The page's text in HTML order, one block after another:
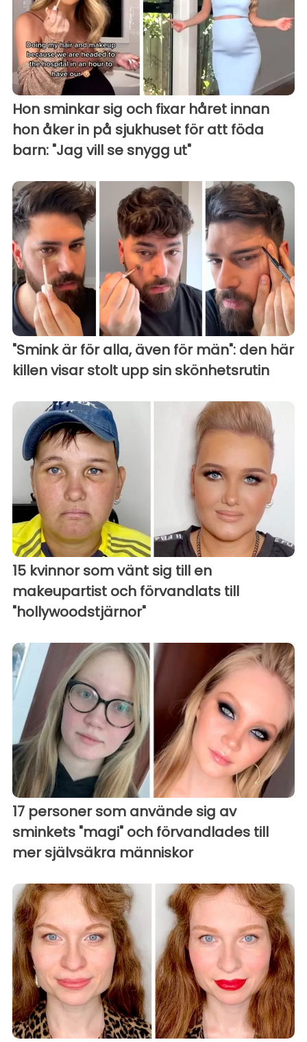
Hon sminkar sig och fixar håret innan
hon åker in på sjukhuset för att föda
barn: "Jag vill se snygg ut"
"Smink är för alla, även för män": den här
killen visar stolt upp sin skönhetsrutin
15 kvinnor som vänt sig till en
makeupartist och förvandlats till
"hollywoodstjärnor"
17 personer som använde sig av
sminkets "magi" och förvandlades till
mer självsäkra människor